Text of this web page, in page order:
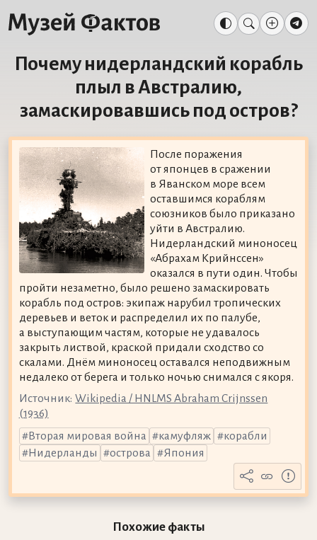
Почему нидерландский корабль
плыл в Австралию,
замаскировавшись под остров?
После поражения
от японцев в сражении
в Яванском море всем
оставшимся кораблям
союзников было приказано
уйти в Австралию.
Нидерландский миноносец
«Абрахам Крийнссен»
оказался в пути один. Чтобы
пройти незаметно, было решено замаскировать
корабль под остров: экипаж нарубил тропических
деревьев и веток и распределил их по палубе,
а выступающим частям, которые не удавалось
закрыть листвой, краской придали сходство со
скалами. Днём миноносец оставался неподвижным
недалеко от берега и только ночью снимался с якоря.
Источник: Wikipedia / HNLMS Abraham Crijnssen
(1936)
Вторая мировая война
камуфляж
корабли
Нидерланды
острова Япония
Похожие факты